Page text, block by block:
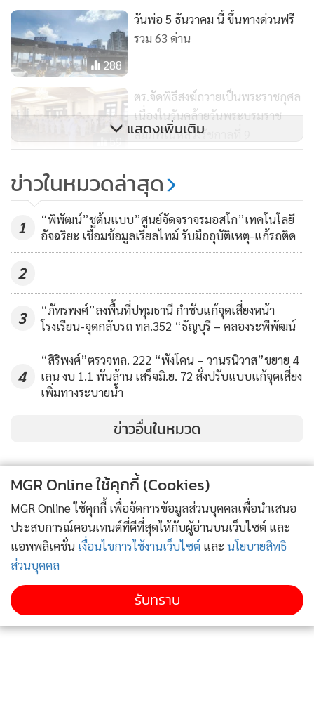
5. วันที่ 12 สิงหาคม วันเฉลิมพระชนมพรรษาสมเด็จพระนางเจ้า
สิริกิติ์ พระบรมราชินีนาถ พระบรมราชชนนีพันปีหลวง เส้นทาง
กรุงเทพ – ฉะเชิงเทรา – กรุงเทพ
6. วันที่ 23 ตุลาคม วันปิยมหาราช เส้นทางกรุงเทพ – อยุธยา –
กรุงเทพ
7. วันที่ 5 ธันวาคม วันคล้ายวันพระบรมราชสมภพพระบาท
สมเด็จพระบรมชนกาธิเบศร มหาภูมิพลอดุลยเดชมหาราช บรม
นาถบพิตร เส้นทางกรุงเทพ – ฉะเชิงเทรา – กรุงเทพ
กิจกรรมนั่งรถจักรไอน้ำท่องเที่ยวได้ในครั้งถัดไป ในวันที่ 26
มีนาคม 2569 เส้นทางกรุงเทพ – อยุธยา – กรุงเทพ ซึ่งเป็นทริป
แรกของปี 2569
288
วันพ่อ 5 ธันวาคม นี้ ขึ้นทางด่วนฟรี
รวม 63 ด่าน
59
ตร.จัดพิธีสงฆ์ถวายเป็นพระราชกุศล
เนื่องในวันคล้ายวันพระบรมราช
สมภพในหลวงรัชกาลที่ 9
288
พ่อขึ้นรถไฟฟ้ามหานคร MRT ฟรี 4
แสดงเพิ่มเติม
ข่าวในหมวดล่าสุด
1
“พิพัฒน์”ชูต้นแบบ”ศูนย์จัดจราจรมอสโก”เทคโนโลยี
อัจฉริยะ เชื่อมข้อมูลเรียลไทม์ รับมืออุบัติเหตุ-แก้รถติด
2
3
“ภัทรพงศ์”ลงพื้นที่ปทุมธานี กำชับแก้จุดเสี่ยงหน้า
โรงเรียน-จุดกลับรถ ทล.352 “ธัญบุรี – คลองระพีพัฒน์
4
“สิริพงศ์”ตรวจทล. 222 “พังโคน – วานรนิวาส”ขยาย 4
เลน งบ 1.1 พันล้าน เสร็จมิ.ย. 72 สั่งปรับแบบแก้จุดเสี่ยง
เพิ่มทางระบายน้ำ
ข่าวอื่นในหมวด
MGR Online ใช้คุกกี้ (Cookies)
MGR Online ใช้คุกกี้ เพื่อจัดการข้อมูลส่วนบุคคลเพื่อนำเสนอ
ประสบการณ์คอนเทนต์ที่ดีที่สุดให้กับผู้อ่านบนเว็บไซต์ และ
แอพพลิเคชั่น เงื่อนไขการใช้งานเว็บไซต์ และ นโยบายสิทธิ
ส่วนบุคคล
รับทราบ